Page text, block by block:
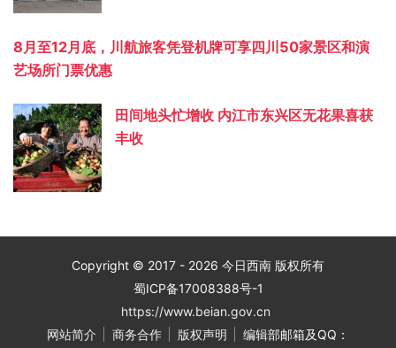
8月至12月底，川航旅客凭登机牌可享四川50家景区和演
艺场所门票优惠
田间地头忙增收 内江市东兴区无花果喜获
丰收
Copyright © 2017 - 2026 今日西南 版权所有
蜀ICP备17008388号-1
https://www.beian.gov.cn
网站简介
商务合作 版权声明 编辑部邮箱及QQ：